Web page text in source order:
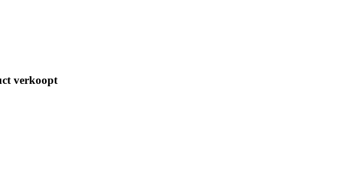
verkoopt